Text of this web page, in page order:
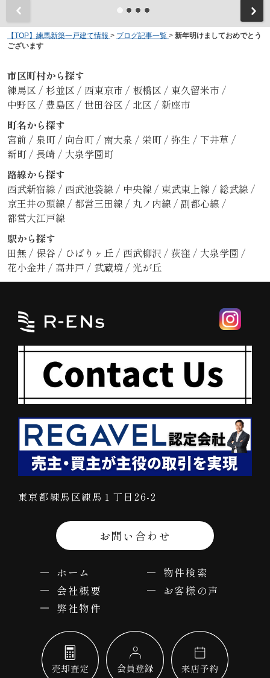
【TOP】練馬新築一戸建て情報 > ブログ記事一覧 > 新年明けましておめでとう
ございます
市区町村から探す
練馬区 / 杉並区 / 西東京市 / 板橋区 / 東久留米市 /
中野区 / 豊島区 / 世田谷区 / 北区 / 新座市
町名から探す
宮前 / 泉町/ 向台町/ 南大泉 / 栄町/ 弥生 / 下井草 /
新町/ 長崎 / 大泉学園町
路線から探す
西武新宿線/ 西武池袋線/ 中央線/ 東武東上線/ 総武線/
京王井の頭線/ 都営三田線/ 丸ノ内線/ 副都心線/
都営大江戸線
駅から探す
田無 / 保谷 / ひばりヶ丘/ 西武柳沢 / 荻窪 / 大泉学園 /
花小金井 / 高井戸 / 武蔵境/ 光が丘
東京都練馬区練馬１丁目26-2
お問い合わせ
ホーム
物件検索
会社概要
お客様の声
弊社物件